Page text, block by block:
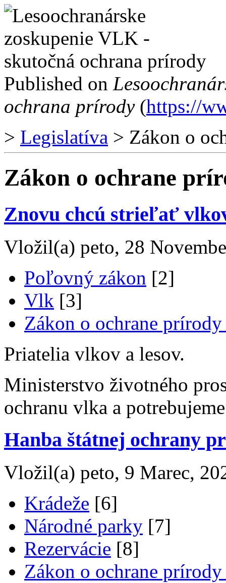
Published on
ochrana prírody(https://
> Legislatíva > Zákon o
Zákon o ochrane
Znovu chcú strieľať
Vložil(a) peto, 28
Poľovný zákon [2]
Vlk [3]
Zákon o ochrane
Priatelia vlkov a lesov.
Ministerstvo životného
ochranu vlka a
Hanba štátnej ochrany
Vložil(a) peto, 9 Marec,
Krádeže [6]
Národné parky [7]
Rezervácie [8]
Zákon o ochrane